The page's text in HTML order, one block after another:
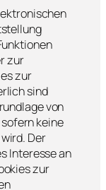
zur
zur
sind
von
sofern keine
Der
Interesse an
zur